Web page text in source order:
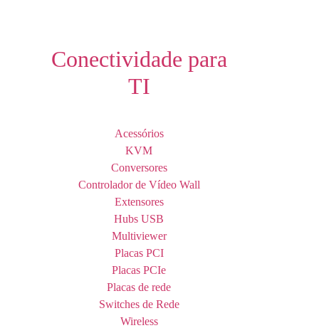
Conectividade para
TI
Acessórios
KVM
Conversores
Controlador de Vídeo Wall
Extensores
Hubs USB
Multiviewer
Placas PCI
Placas PCIe
Placas de rede
Switches de Rede
Wireless